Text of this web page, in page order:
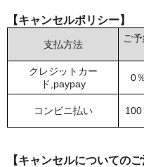
【キャンセルポリシー】
支払方法
ご
クレジットカー
ド,paypay
0
コンビニ払い 100
【キャンセルについてのご